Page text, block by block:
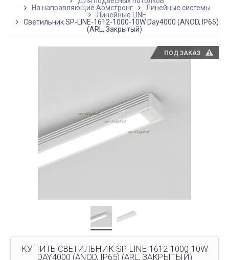
На направляющие Армстронг
Линейные системы
Линейные LINE
Светильник SP-LINE-1612-1000-10W Day4000 (ANOD, IP65)
(ARL, Закрытый)
ПОД ЗАКАЗ
КУПИТЬ СВЕТИЛЬНИК SP-LINE-1612-1000-10W
DAY4000 (ANOD, IP65) (ARL, ЗАКРЫТЫЙ)